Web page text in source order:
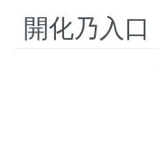
開化乃入口